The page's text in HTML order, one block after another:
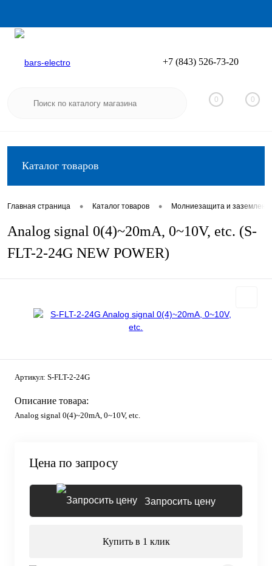
Вход
+7 (843) 526-73-20
0 0
Каталог товаров
Главная страница • Каталог товаров • Молниезащита и
Analog signal 0(4)~20mA, 0~10V, etc. (S-
FLT-2-24G NEW POWER)
Артикул: S-FLT-2-24G
Описание товара:
Analog signal 0(4)~20mA, 0~10V, etc.
Цена по запросу
Запросить цену
Купить в 1 клик